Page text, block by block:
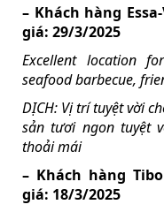
– Khách hàng
giá: 29/3/2025
Excellent location
seafood barbecue,
DỊCH: Vị trí tuyệt vời
sản tươi ngon tuyệt
thoải mái
– Khách hàng
giá: 18/3/2025